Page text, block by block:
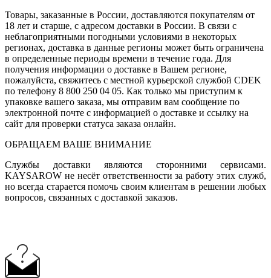
Товары, заказанные в России, доставляются покупателям от
18 лет и старше, с адресом доставки в России. В связи с
неблагоприятными погодными условиями в некоторых
регионах, доставка в данные регионы может быть ограничена
в определенные периоды времени в течение года. Для
получения информации о доставке в Вашем регионе,
пожалуйста, свяжитесь с местной курьерской службой CDEK
по телефону 8 800 250 04 05. Как только мы приступим к
упаковке вашего заказа, мы отправим вам сообщение по
электронной почте с информацией о доставке и ссылку на
сайт для проверки статуса заказа онлайн.
ОБРАЩАЕМ ВАШЕ ВНИМАНИЕ
Службы доставки являются сторонними сервисами.
KAYSAROW не несёт ответственности за работу этих служб,
но всегда старается помочь своим клиентам в решении любых
вопросов, связанных с доставкой заказов.